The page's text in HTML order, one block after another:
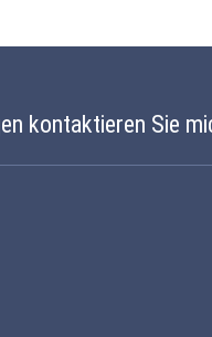
kontaktieren Sie